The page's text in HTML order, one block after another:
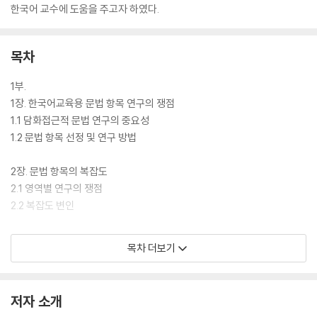
한국어 교수에 도움을 주고자 하였다.
목차
1부.
1장. 한국어교육용 문법 항목 연구의 쟁점
1.1 담화접근적 문법 연구의 중요성
1.2 문법 항목 선정 및 연구 방법
2장. 문법 항목의 복잡도
2.1 영역별 연구의 쟁점
2.2 복잡도 변인
2부.
3.2 나열
목차 더보기
저자 소개